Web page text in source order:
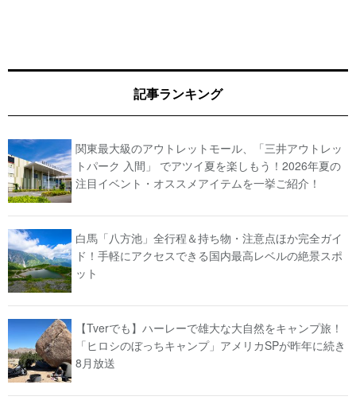
記事ランキング
関東最大級のアウトレットモール、「三井アウトレッ
トパーク 入間」 でアツイ夏を楽しもう！2026年夏の
注目イベント・オススメアイテムを一挙ご紹介！
白馬「八方池」全行程＆持ち物・注意点ほか完全ガイ
ド！手軽にアクセスできる国内最高レベルの絶景スポ
ット
【Tverでも】ハーレーで雄大な大自然をキャンプ旅！
「ヒロシのぼっちキャンプ」アメリカSPが昨年に続き
8月放送